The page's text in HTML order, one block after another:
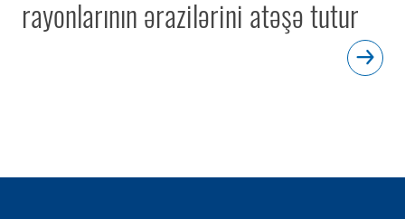
rayonlarının ərazilərini atəşə tutur